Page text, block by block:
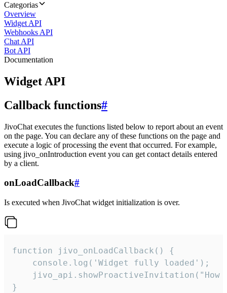
Categorias
Overview
Widget API
Webhooks API
Chat API
Bot API
Documentation
Widget API
Callback functions#
JivoChat executes the functions listed below to report about an event
on the page. You can declare any of these functions on the page and
execute a logic of processing the event that occurred. For example,
using jivo_onIntroduction event you can get contact details entered
by a client.
onLoadCallback#
Is executed when JivoChat widget initialization is over.
function jivo_onLoadCallback() {
    console.log('Widget fully loaded');
jivo_api.showProactiveInvitation("How
}